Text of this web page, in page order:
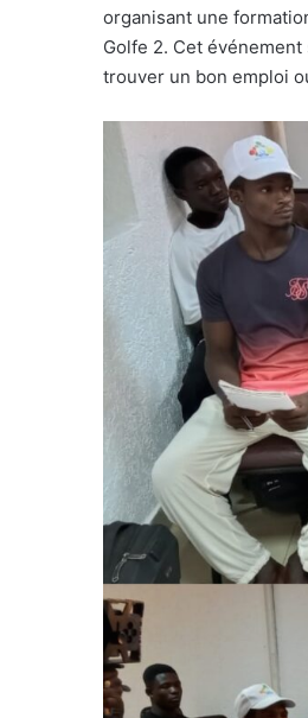
organisant une
Golfe 2. Cet
trouver un bon emploi